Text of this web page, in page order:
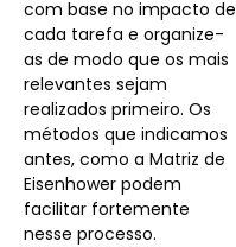
com base no impacto de
cada tarefa e organize-
as de modo que os mais
relevantes sejam
realizados primeiro. Os
métodos que indicamos
antes, como a Matriz de
Eisenhower podem
facilitar fortemente
nesse processo.